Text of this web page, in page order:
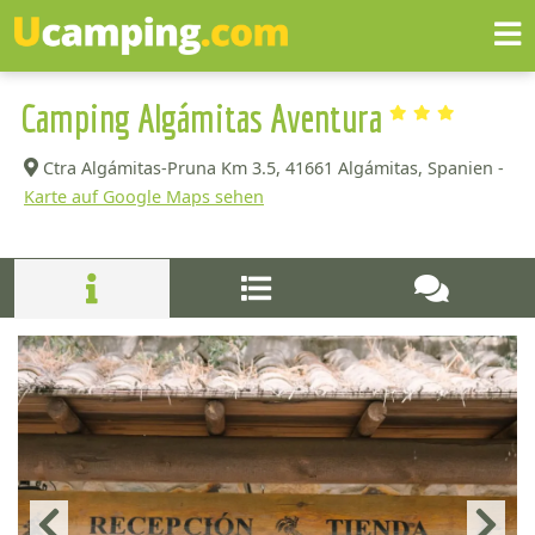
Camping Algámitas Aventura
Ctra Algámitas-Pruna Km 3.5, 41661 Algámitas, Spanien -
Karte auf Google Maps sehen